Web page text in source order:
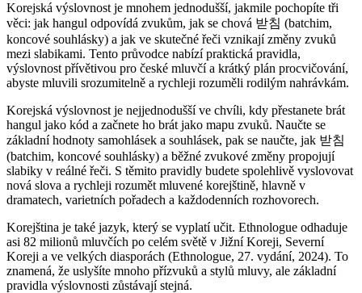
Korejská výslovnost je mnohem jednodušší, jakmile pochopíte tři
věci: jak hangul odpovídá zvukům, jak se chová 받침 (batchim,
koncové souhlásky) a jak ve skutečné řeči vznikají změny zvuků
mezi slabikami. Tento průvodce nabízí praktická pravidla,
výslovnost přívětivou pro české mluvčí a krátký plán procvičování,
abyste mluvili srozumitelně a rychleji rozuměli rodilým nahrávkám.
Korejská výslovnost je nejjednodušší ve chvíli, kdy přestanete brát
hangul jako kód a začnete ho brát jako mapu zvuků. Naučte se
základní hodnoty samohlásek a souhlásek, pak se naučte, jak 받침
(batchim, koncové souhlásky) a běžné zvukové změny propojují
slabiky v reálné řeči. S těmito pravidly budete spolehlivě vyslovovat
nová slova a rychleji rozumět mluvené korejštině, hlavně v
dramatech, varietních pořadech a každodenních rozhovorech.
Korejština je také jazyk, který se vyplatí učit. Ethnologue odhaduje
asi 82 milionů mluvčích po celém světě v Jižní Koreji, Severní
Koreji a ve velkých diasporách (Ethnologue, 27. vydání, 2024). To
znamená, že uslyšíte mnoho přízvuků a stylů mluvy, ale základní
pravidla výslovnosti zůstávají stejná.